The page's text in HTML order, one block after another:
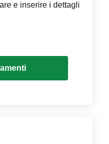
e inserire i dettagli